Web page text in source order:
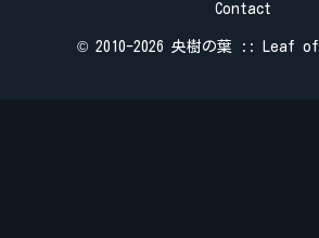
Contact
© 2010-2026 央樹の葉 :: Leaf of